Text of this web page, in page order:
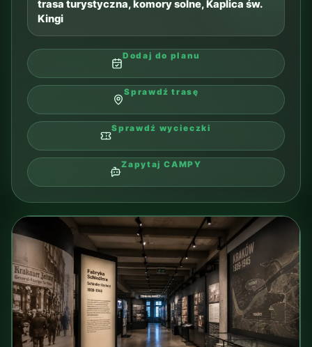
Sprawdź trasę
Sprawdź wycieczki
Zapytaj CAMPY